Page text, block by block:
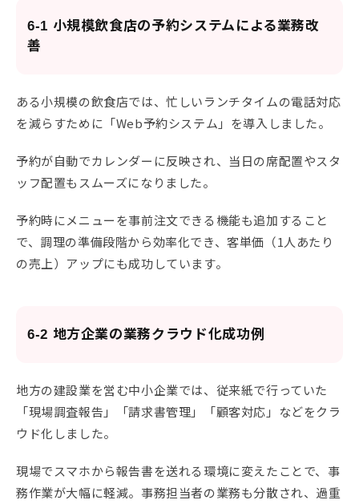
6-1 小規模飲食店の予約システムによる業務改
善
ある小規模の飲食店では、忙しいランチタイムの電話対応
を減らすために「Web予約システム」を導入しました。
予約が自動でカレンダーに反映され、当日の席配置やスタ
ッフ配置もスムーズになりました。
予約時にメニューを事前注文できる機能も追加すること
で、調理の準備段階から効率化でき、客単価（1人あたり
の売上）アップにも成功しています。
6-2 地方企業の業務クラウド化成功例
地方の建設業を営む中小企業では、従来紙で行っていた
「現場調査報告」「請求書管理」「顧客対応」などをクラ
ウド化しました。
現場でスマホから報告書を送れる環境に変えたことで、事
務作業が大幅に軽減。事務担当者の業務も分散され、過重